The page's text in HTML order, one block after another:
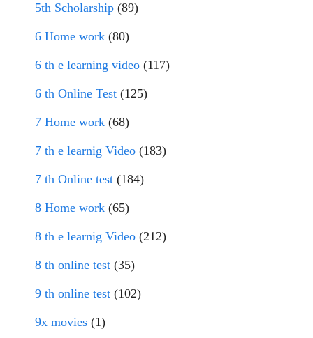
5th Scholarship (89)
6 Home work (80)
6 th e learning video (117)
6 th Online Test (125)
7 Home work (68)
7 th e learnig Video (183)
7 th Online test (184)
8 Home work (65)
8 th e learnig Video (212)
8 th online test (35)
9 th online test (102)
9x movies (1)